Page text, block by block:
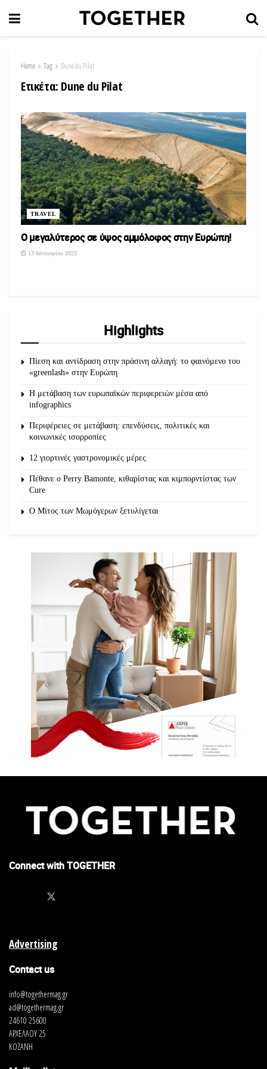
Home Tag Dune du Pilat
Ετικέτα: Dune du Pilat
TRAVEL
O μεγαλύτερος σε ύψος αμμόλοφος στην Ευρώπη!
13 Ιανουαρίου 2023
Highlights
Πίεση και αντίδραση στην πράσινη αλλαγή: το φαινόμενο του
«greenlash» στην Ευρώπη
Η μετάβαση των ευρωπαϊκών περιφερειών μέσα από
infographics
Περιφέρειες σε μετάβαση: επενδύσεις, πολιτικές και
κοινωνικές ισορροπίες
12 γιορτινές γαστρονομικές μέρες
Πέθανε ο Perry Bamonte, κιθαρίστας και κιμπορντίστας των
Cure
O Μίτος των Μωμόγερων ξετυλίγεται
Connect with TOGETHER
Advertising
Contact us
info@togethermag.gr
ad@togethermag.gr
24610 25600
ΑΡΧΕΛΑΟΥ 25
ΚΟΖΑΝΗ